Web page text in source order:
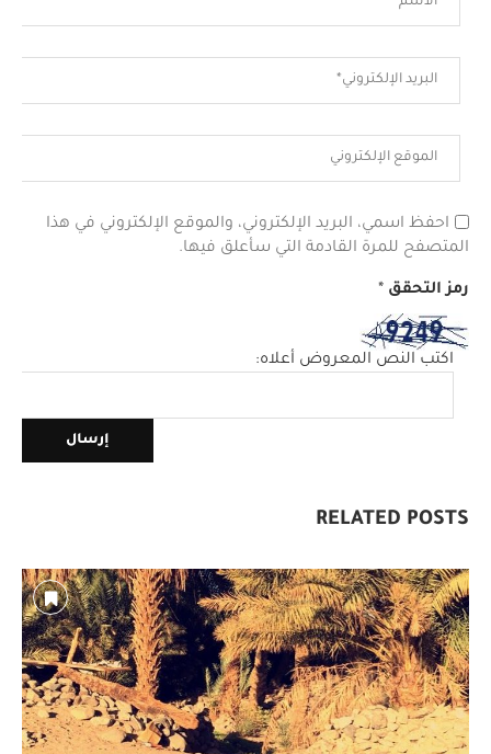
احفظ اسمي، البريد الإلكتروني، والموقع الإلكتروني في هذا
المتصفح للمرة القادمة التي سأعلق فيها.
رمز التحقق *
اكتب النص المعروض أعلاه:
RELATED POSTS